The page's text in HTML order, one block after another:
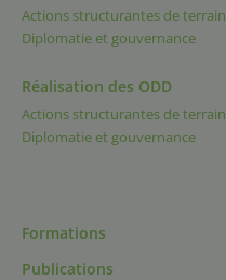
Actions structurantes de terrain
Diplomatie et gouvernance
Réalisation des ODD
Actions structurantes de terrain
Diplomatie et gouvernance
Formations
Publications